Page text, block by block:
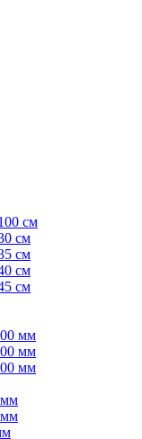
см
см
см
см
см
мм
мм
мм